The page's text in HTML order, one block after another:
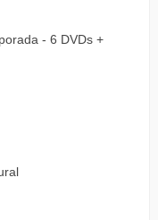
- 6 DVDs +